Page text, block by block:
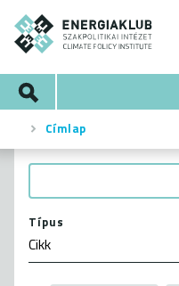
Ugrás
tartalomra
Morzsa
Címlap
Típus